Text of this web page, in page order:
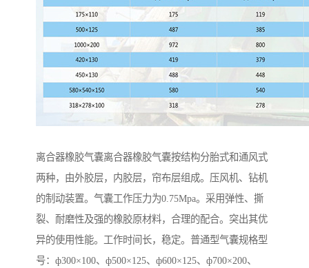
离合器橡胶气囊离合器橡胶气囊按结构分胎式和通风式
两种，由外胶层，内胶层，帘布层组成。压风机、钻机
的制动装置。气囊工作压力为0.75Mpa。采用弹性、撕
裂、耐磨性及强的橡胶原材料，合理的配合。突出其优
异的使用性能。工作时间长，稳定。普通型气囊规格型
号：ф300×100、ф500×125、ф600×125、ф700×200、